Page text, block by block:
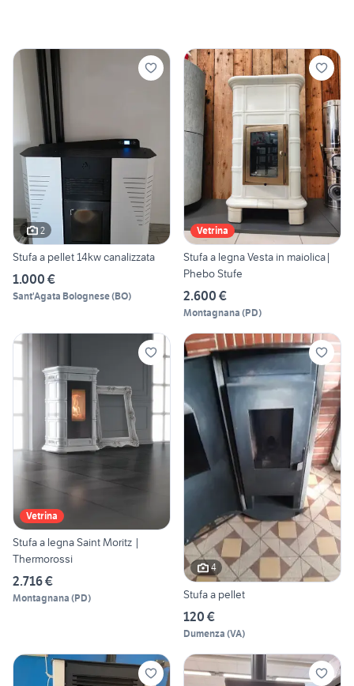
2
Stufa a pellet 14kw canalizzata
1.000 €
Sant'Agata Bolognese(BO)
Vetrina
Stufa a legna Vesta in maiolica|
Phebo Stufe
2.600 €
Montagnana (PD)
Vetrina
Stufa a legna Saint Moritz |
Thermorossi
2.716 €
Montagnana (PD)
4
Stufa a pellet
120 €
Dumenza (VA)